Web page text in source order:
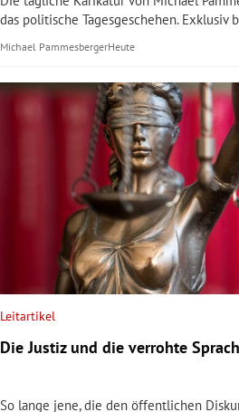
Untermenü
Untermenü
Untermenü
Untermenü
Untermenü
das politische Tagesgeschehen. Exklusiv
Michael PammesbergerHeute
Leitartikel
Die Justiz und die verrohte
So lange jene, die den öffentlichen